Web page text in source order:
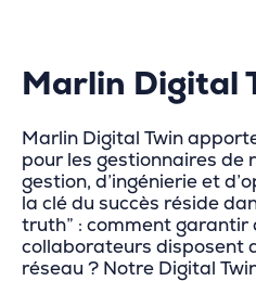
Marlin Digital
Marlin Digital Twin
pour les gestionnaires de
gestion, d’ingénierie et
la clé du succès réside
truth” : comment garantir
collaborateurs disposent
réseau ? Notre Digital